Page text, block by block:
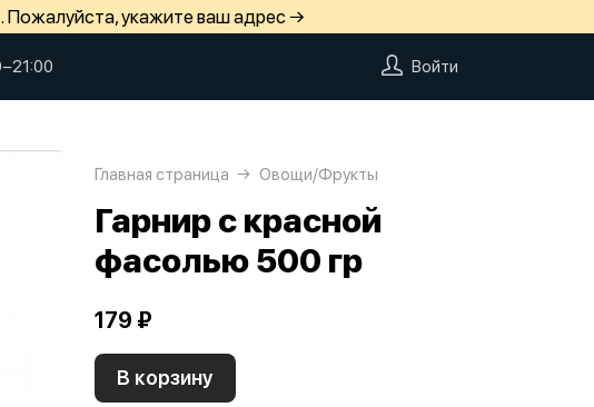
Пожалуйста, укажите ваш адрес →
Войти
Главная страница Овощи/Фрукты
Гарнир с красной
фасолью 500 гр
179 ₽
В корзину